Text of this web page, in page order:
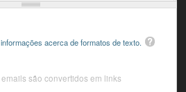
acerca de formatos de texto.
são convertidos em links